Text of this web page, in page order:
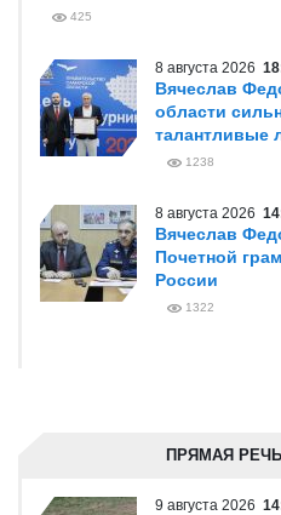
425
8 августа 2026
Вячеслав
области
талантливые
1238
8 августа 2026
Вячеслав
Почетной
России
1322
ПРЯМАЯ
9 августа 2026